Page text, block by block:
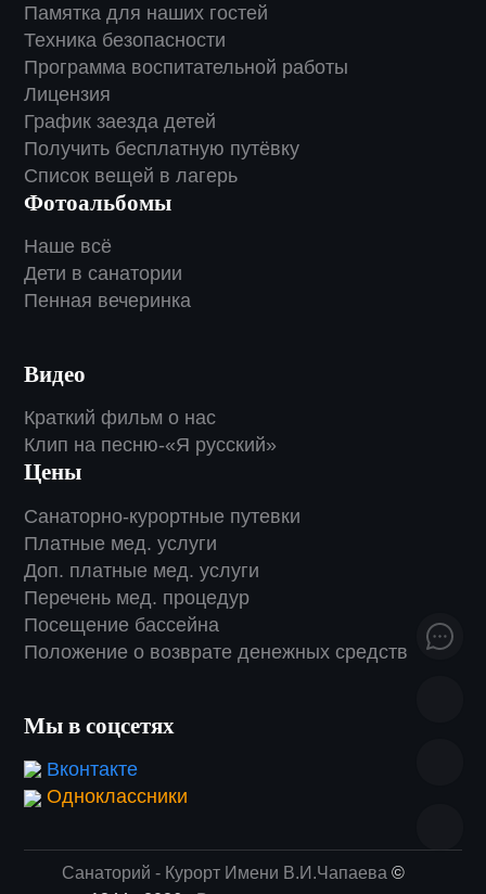
Памятка для наших гостей
Техника безопасности
Программа воспитательной работы
Лицензия
График заезда детей
Получить бесплатную путёвку
Список вещей в лагерь
Фотоальбомы
Наше всё
Дети в санатории
Пенная вечеринка
Видео
Краткий фильм о нас
Клип на песню-«Я русский»
Цены
Санаторно-курортные путевки
Платные мед. услуги
Доп. платные мед. услуги
Перечень мед. процедур
Посещение бассейна
Положение о возврате денежных средств
Мы в соцсетях
Вконтакте
Одноклассники
Санаторий - Курорт Имени В.И.Чапаева ©